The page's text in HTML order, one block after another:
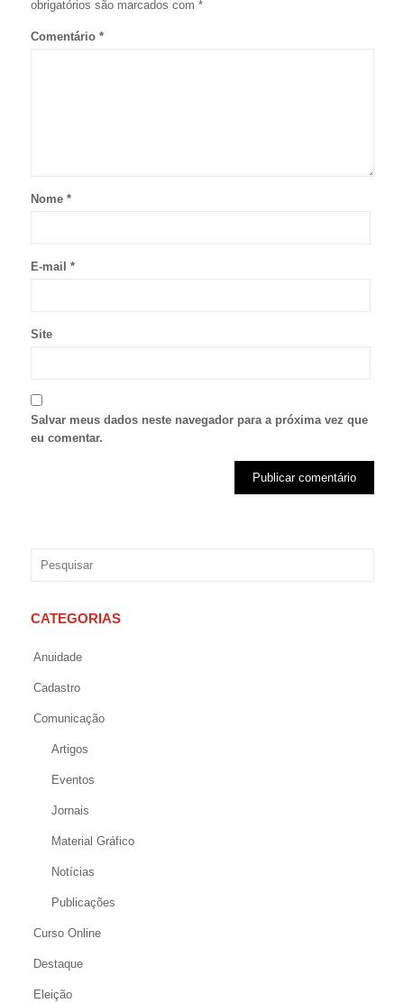
obrigatórios são marcados com *
Comentário *
Nome *
E-mail *
Site
Salvar meus dados neste navegador para a próxima vez que
eu comentar.
CATEGORIAS
Anuidade
Cadastro
Comunicação
Artigos
Eventos
Jornais
Material Gráfico
Notícias
Publicações
Curso Online
Destaque
Eleição